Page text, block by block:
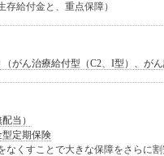
存給付金と、重点保障）
がん治療給付型（C2、I型）、が
当）
定期保険
なくすことで大きな保障をさらに